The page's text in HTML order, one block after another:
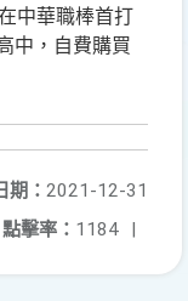
中華職棒首打
中，自費購買
期： 2021-12-31
點擊率： 1184 |